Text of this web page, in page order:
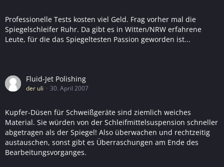
Professionelle Tests kosten viel Geld. Frag vorher mal die
Spiegelschleifer Ruhr. Da gibt es in Witten/NRW erfahrene
Leute, für die das Spiegeltesten Passion geworden ist...
Fluid-Jet Polishing
der uli 30. April 2007
Kupfer-Düsen für Schweißgeräte sind ziemlich weiches
Material. Sie würden von der Schleifmittelsuspension schneller
abgetragen als der Spiegel! Also überwachen und rechtzeitig
austauschen, sonst gibt es Überraschungen am Ende des
Bearbeitungsvorganges.